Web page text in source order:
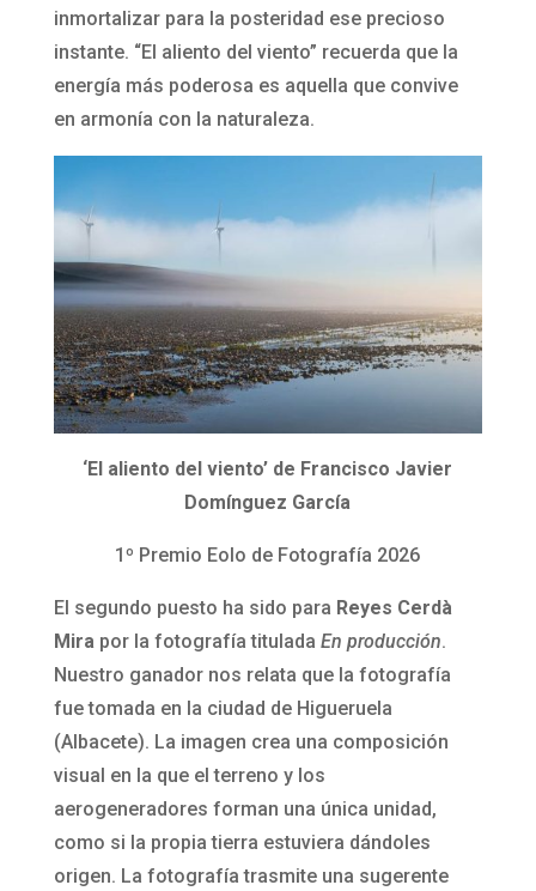
inmortalizar para la posteridad ese precioso
instante. “El aliento del viento” recuerda que la
energía más poderosa es aquella que convive
en armonía con la naturaleza.
‘El aliento del viento’ de Francisco Javier
Domínguez García
1º Premio Eolo de Fotografía 2026
El segundo puesto ha sido para Reyes Cerdà
Mirapor la fotografía titulada En producción.
Nuestro ganador nos relata que la fotografía
fue tomada en la ciudad de Higueruela
(Albacete). La imagen crea una composición
visual en la que el terreno y los
aerogeneradores forman una única unidad,
como si la propia tierra estuviera dándoles
origen. La fotografía trasmite una sugerente